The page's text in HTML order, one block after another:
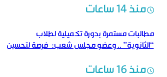
منذ 14 ساعات
مطالبات مستمرة بدورة تكميلية لطلاب
“الثانوية” .. وعضو مجلس شعب: فرصة لتحسين
منذ 16 ساعات